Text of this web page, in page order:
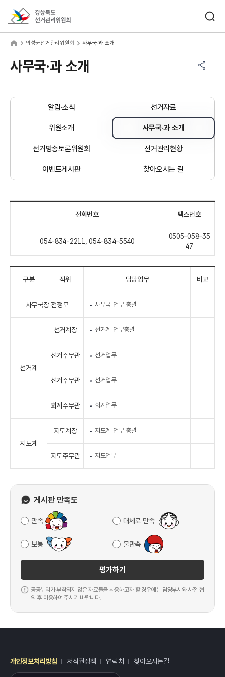
의성군선거관리위원회 사무국·과 소개
사무국·과 소개
알림·소식 선거자료
위원소개 사무국·과 소개
선거방송토론위원회 선거관리현황
이벤트게시판 찾아오시는 길
전화번호 팩스번호
054-834-2211, 054-834-5540
0505-058-35
47
구분 직위 담당업무 비고
사무국장 전정모 사무국 업무 총괄
선거계
선거계장 선거계 업무총괄
선거주무관 선거업무
선거주무관 선거업무
회계주무관 회계업무
지도계
지도계장 지도계 업무 총괄
지도주무관 지도업무
게시판 만족도
만족 대체로 만족
보통 불만족
평가하기
공공누리가 부착되지 않은 자료들을 사용하고자 할 경우에는 담당부서와 사전 협
의 후 이용하여 주시기 바랍니다.
개인정보처리방침 저작권정책 연락처 찾아오시는길